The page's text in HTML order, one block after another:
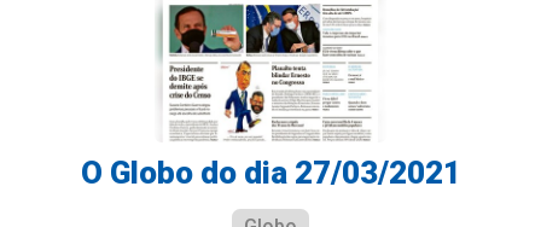
O Globo do dia 27/03/2021